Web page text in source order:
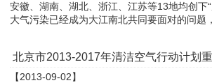
安徽、湖南、湖北、浙江、江苏等13地均创下
大气污染已经成为大江南北共同要面对的问题
北京市2013-2017年清洁空气行动计划
【2013-09-02】